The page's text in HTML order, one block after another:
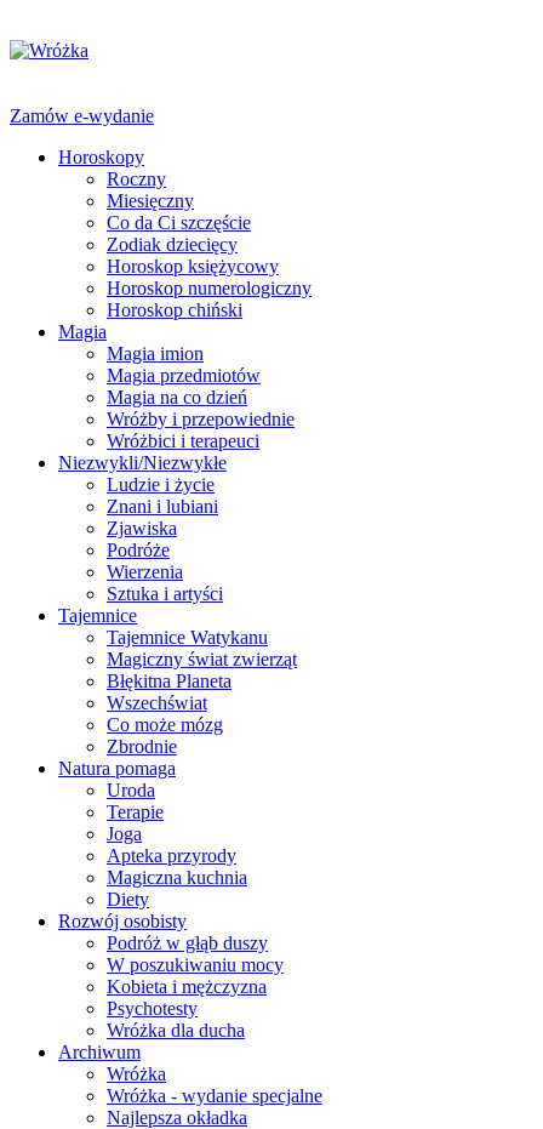
Zamów e-wydanie
Horoskopy
Roczny
Miesięczny
Co da Ci szczęście
Zodiak dziecięcy
Horoskop księżycowy
Horoskop numerologiczny
Horoskop chiński
Magia
Magia imion
Magia przedmiotów
Magia na co dzień
Wróżby i przepowiednie
Wróżbici i terapeuci
Niezwykli/Niezwykłe
Ludzie i życie
Znani i lubiani
Zjawiska
Podróże
Wierzenia
Sztuka i artyści
Tajemnice
Tajemnice Watykanu
Magiczny świat zwierząt
Błękitna Planeta
Wszechświat
Co może mózg
Zbrodnie
Natura pomaga
Uroda
Terapie
Joga
Apteka przyrody
Magiczna kuchnia
Diety
Rozwój osobisty
Podróż w głąb duszy
W poszukiwaniu mocy
Kobieta i mężczyzna
Psychotesty
Wróżka dla ducha
Archiwum
Wróżka
Wróżka - wydanie specjalne
Najlepsza okładka